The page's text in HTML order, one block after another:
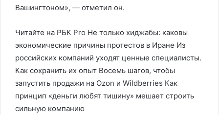
Вашингтоном», — отметил он.
Читайте на РБК Pro Не только хиджабы: каковы
экономические причины протестов в Иране Из
российских компаний уходят ценные специалисты.
Как сохранить их опыт Восемь шагов, чтобы
запустить продажи на Ozon и Wildberries Как
принцип «деньги любят тишину» мешает строить
сильную компанию